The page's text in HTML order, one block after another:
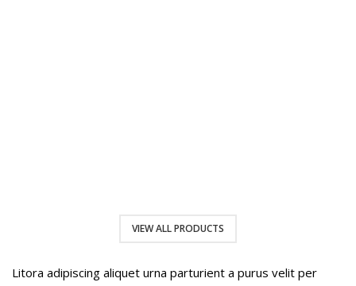
VIEW ALL PRODUCTS
Litora adipiscing aliquet urna parturient a purus velit per